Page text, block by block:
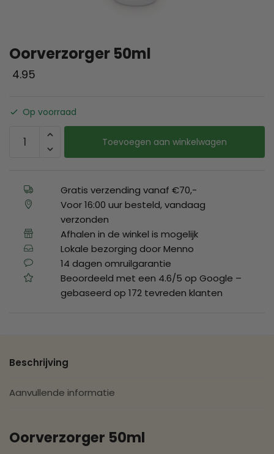
Oorverzorger 50ml
4.95
Op voorraad
Toevoegen aan winkelwagen
Gratis verzending vanaf €70,-
Voor 16:00 uur besteld, vandaag
verzonden
Afhalen in de winkel is mogelijk
Lokale bezorging door Menno
14 dagen omruilgarantie
Beoordeeld met een 4.6/5 op Google –
gebaseerd op 172 tevreden klanten
Beschrijving
Aanvullende informatie
Oorverzorger 50ml